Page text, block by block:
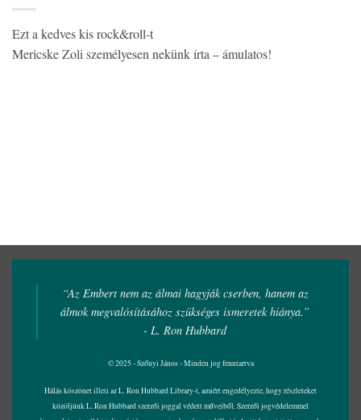
Ezt a kedves kis rock&roll-t
Mericske Zoli személyesen nekünk írta – ámulatos!
“Az Embert nem az álmai hagyják cserben, hanem az
álmok megvalósításához szükséges ismeretek hiánya.”
- L. Ron Hubbard
© 2025 - Szőnyi János - Minden jog fenntartva
Hálás köszönet illeti az L. Ron Hubbard Library-t, amiért engedélyezte, hogy részleteket
közöljünk L. Ron Hubbard szerzői joggal védett műveiből. Szerzői jogvédelemmel